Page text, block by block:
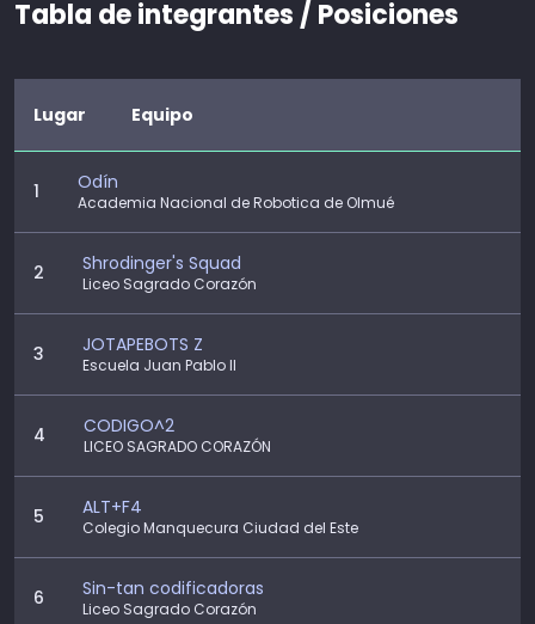
Tabla de integrantes / Posiciones
Lugar Equipo
1 Odín
Academia Nacional de Robotica de Olmué
2 Shrodinger's Squad
Liceo Sagrado Corazón
3 JOTAPEBOTS Z
Escuela Juan Pablo II
4 CODIGO^2
LICEO SAGRADO CORAZÓN
5 ALT+F4
Colegio Manquecura Ciudad del Este
6 Sin-tan codificadoras
Liceo Sagrado Corazón